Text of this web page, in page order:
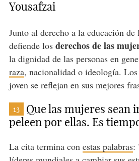
Yousafzai
Junto al derecho a la educación
defiende los derechos de las
la dignidad de las personas en
raza, nacionalidad o ideología.
joven se reflejan en sus mejores
13
Que las mujeres sean
peleen por ellas. Es
La cita termina con estas palabras: